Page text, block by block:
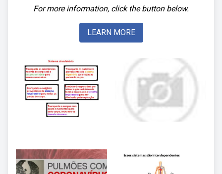
For more information, click the button below.
LEARN MORE